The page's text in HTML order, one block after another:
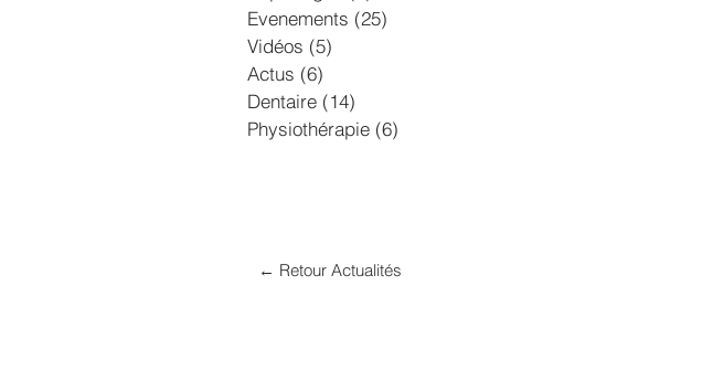
← Retour Actualités
Evenements (25)
Vidéos (5)
Actus (6)
Dentaire (14)
Physiothérapie (6)